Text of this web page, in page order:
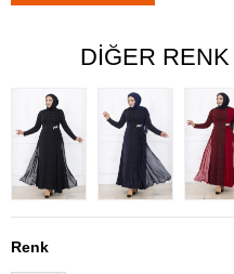
DIĞER
Renk